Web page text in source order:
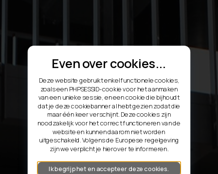
Even over cookies...
Deze website gebruikt enkel functionele cookies,
zoals een PHPSESSID-cookie voor het aanmaken
van een unieke sessie, en een cookie die bijhoudt
dat je deze cookiebanner al hebt gezien zodat die
maar één keer verschijnt. Deze cookies zijn
noodzakelijk voor het correct functioneren van de
website en kunnen daarom niet worden
uitgeschakeld. Volgens de Europese regelgeving
zijn we verplicht je hierover te informeren.
Ik begrijp het en accepteer deze cookies.